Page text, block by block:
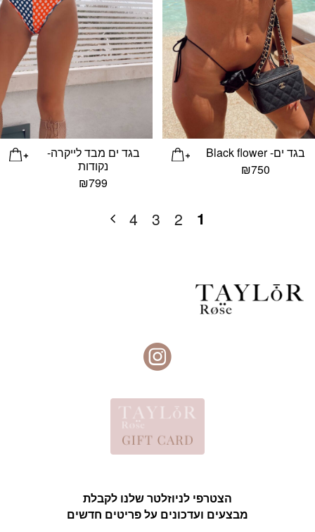
בגד ים- Black flower
₪750
בגד ים מבד לייקרה-
נקודות
₪799
1
2
3
4
הצטרפי לניוזלטר שלנו לקבלת
מבצעים ועדכונים על פריטים חדשים